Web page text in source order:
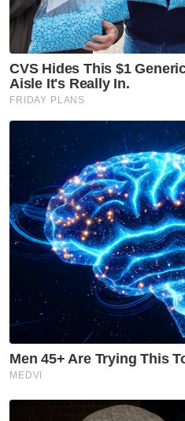
Katanya, kes disiasat
Kanun Keseksaan
Beliau turut
sedang dijalankan
akaun yang digunakan
wang daripada akaun
rangkaian sindiket